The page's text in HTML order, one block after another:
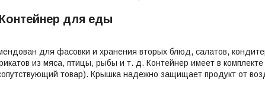
Контейнер для еды
для фасовки и хранения вторых блюд, салатов,
из мяса, птицы, рыбы и т. д. Контейнер имеет в
товар). Крышка надежно защищает продукт от